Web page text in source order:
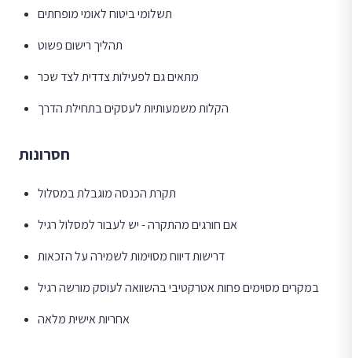
תשלומי ביטוח לאומי מופחתים
תהליך רישום פשוט
מתאים גם לפעילות צדדית לצד שכר
הקלות משמעותיות לעסקים בתחילת הדרך
חסרונות
תקרת הכנסה מוגבלת במסלול
אם חורגים מהתקרה - יש לעבור למסלול רגיל
דרישות דיווח מסוימות לשמירה על הזכאות
במקרים מסוימים פחות אטרקטיבי בהשוואה לעוסק מורשה רגיל
אחריות אישית מלאה